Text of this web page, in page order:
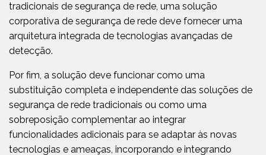
tradicionais de segurança de rede, uma solução
corporativa de segurança de rede deve fornecer uma
arquitetura integrada de tecnologias avançadas de
detecção.
Por fim, a solução deve funcionar como uma
substituição completa e independente das soluções de
segurança de rede tradicionais ou como uma
sobreposição complementar ao integrar
funcionalidades adicionais para se adaptar às novas
tecnologias e ameaças, incorporando e integrando